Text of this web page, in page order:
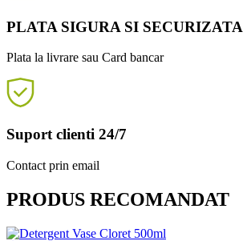
PLATA SIGURA SI SECURIZATA
Plata la livrare sau Card bancar
Suport clienti 24/7
Contact prin email
PRODUS RECOMANDAT